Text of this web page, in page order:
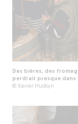
Des bières, des
perdrait presque dans
© Xavier Hudsyn